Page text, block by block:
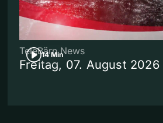
14 Min
TeleBärn News
Freitag, 07. August 2026